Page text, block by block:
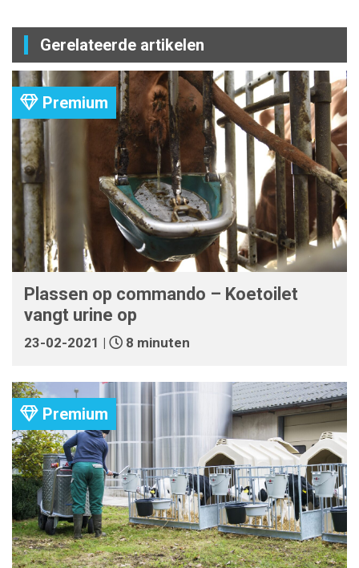
Gerelateerde artikelen
Premium
Plassen op commando – Koetoilet
vangt urine op
23-02-2021 | 8 minuten
Premium